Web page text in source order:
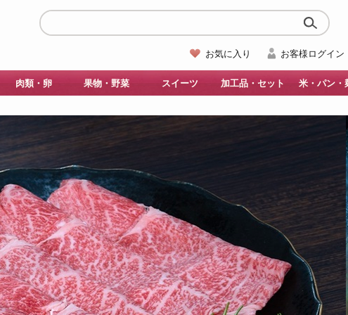
お気に入り お客様ログイン
肉類・卵 果物・野菜 スイーツ 加工品・セット 米・パン・